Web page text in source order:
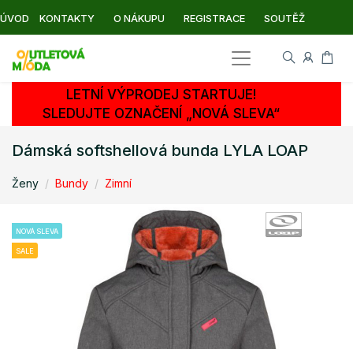
ÚVOD KONTAKTY O NÁKUPU REGISTRACE SOUTĚŽ
LETNÍ VÝPRODEJ STARTUJE!
SLEDUJTE OZNAČENÍ „NOVÁ SLEVA“
Dámská softshellová bunda LYLA LOAP
Ženy Bundy Zimní
NOVÁ SLEVA
SALE